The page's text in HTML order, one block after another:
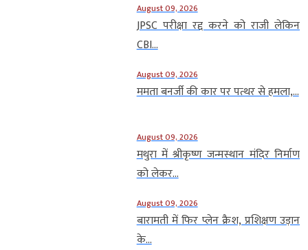
August 09, 2026
JPSC परीक्षा रद्द करने को राजी लेकिन
CBI...
August 09, 2026
ममता बनर्जी की कार पर पत्थर से हमला,...
August 09, 2026
मथुरा में श्रीकृष्ण जन्मस्थान मंदिर निर्माण
को लेकर...
August 09, 2026
बारामती में फिर प्लेन क्रैश, प्रशिक्षण उड़ान
के...